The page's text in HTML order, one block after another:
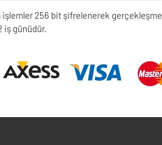
256 bit şifrelenerek
iş günüdür.